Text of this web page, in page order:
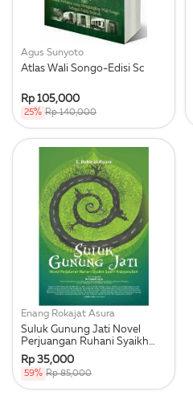
Agus Sunyoto
Atlas Wali Songo-Edisi Sc
Rp 105,000
25% Rp 140,000
Enang Rokajat Asura
Suluk Gunung Jati Novel
Perjuangan Ruhani Syaikh
Syarif Hidayatu
Rp 35,000
59% Rp 85,000